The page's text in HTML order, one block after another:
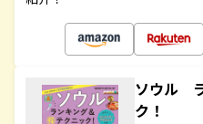
ソウル
ク！